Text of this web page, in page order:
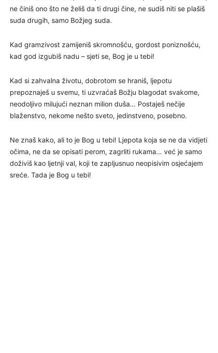
ne činiš ono što ne želiš da ti drugi čine, ne sudiš niti se plašiš
suda drugih, samo Božjeg suda.
Kad gramzivost zamijeniš skromnošću, gordost poniznošću,
kad god izgubiš nadu – sjeti se, Bog je u tebi!
Kad si zahvalna životu, dobrotom se hraniš, ljepotu
prepoznaješ u svemu, ti uzvraćaš Božju blagodat svakome,
neodoljivo milujući neznan milion duša… Postaješ nečije
blaženstvo, nekome nešto sveto, jedinstveno, posebno.
Ne znaš kako, ali to je Bog u tebi! Ljepota koja se ne da vidjeti
očima, ne da se opisati perom, zagrliti rukama… već je samo
doživiš kao ljetnji val, koji te zapljusnuo neopisivim osjećajem
sreće. Tada je Bog u tebi!